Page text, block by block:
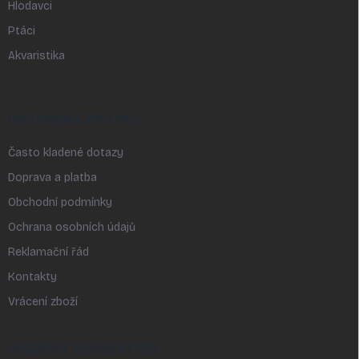
Hlodavci
Ptáci
Akvaristika
Často kladené dotazy
Doprava a platba
Obchodní podmínky
Ochrana osobních údajů
Reklamační řád
Kontakty
Vrácení zboží